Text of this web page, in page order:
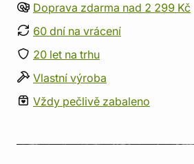
Doprava zdarma nad 2 299 Kč
60 dní na vrácení
20 let na trhu
Vlastní výroba
Vždy pečlivě zabaleno